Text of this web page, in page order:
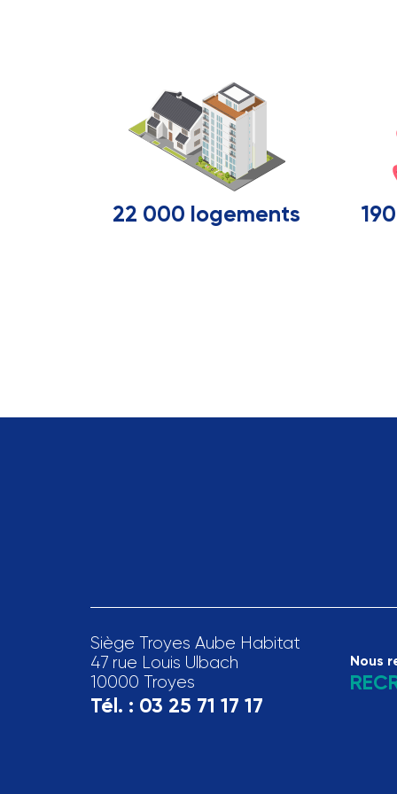
22 000 logements
Siège Troyes Aube Habitat
47 rue Louis Ulbach
10000 Troyes
Tél. : 03 25 71 17 17
Nous